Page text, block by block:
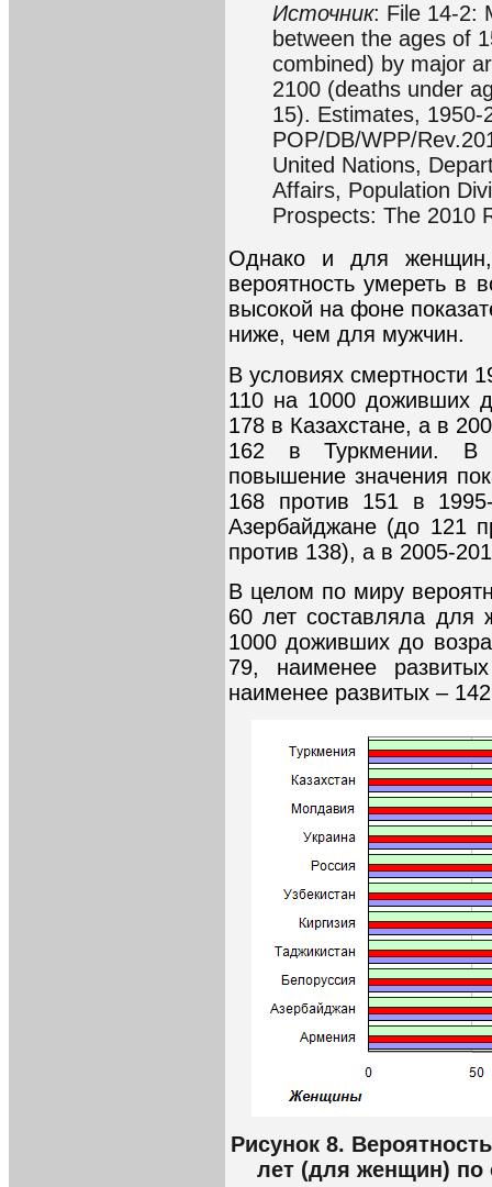
Источник: File 14-2:
between the ages of
combined) by major
2100 (deaths under
15). Estimates, 1950-
POP/DB/WPP/
United Nations,
Affairs, Population
Prospects: The 2010
Однако и для
вероятность умереть в
высокой на фоне
ниже, чем для мужчин.
В условиях смертности
110 на 1000 доживших
178 в Казахстане, а в
162 в Туркмении. В
повышение значения
168 против 151 в
Азербайджане (до 121
против 138), а в 2005-
В целом по миру
60 лет составляла
1000 доживших до
79, наименее
наименее развитых –
Рисунок 8.
лет (для женщин) по